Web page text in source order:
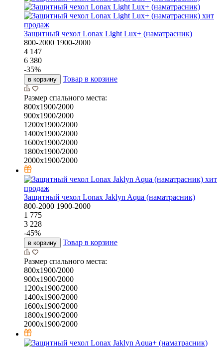
хит
продаж
Защитный чехол Lonax Light Lux+ (наматрасник)
800-2000 1900-2000
4 147
6 380
-35%
в корзину Товар в корзине
Размер спального места:
800х1900/2000
900х1900/2000
1200х1900/2000
1400х1900/2000
1600х1900/2000
1800х1900/2000
2000х1900/2000
хит
продаж
Защитный чехол Lonax Jaklyn Aqua (наматрасник)
800-2000 1900-2000
1 775
3 228
-45%
в корзину Товар в корзине
Размер спального места:
800х1900/2000
900х1900/2000
1200х1900/2000
1400х1900/2000
1600х1900/2000
1800х1900/2000
2000х1900/2000